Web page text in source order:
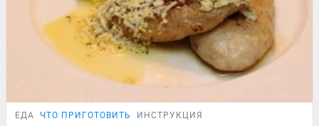
ЕДА ЧТО ПРИГОТОВИТЬ ИНСТРУКЦИЯ